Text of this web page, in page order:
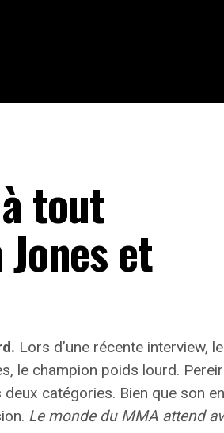
tout
et
Lors d’une récente interview, le
le champion poids lourd.
catégories. Bien que son
Le monde du MMA attend